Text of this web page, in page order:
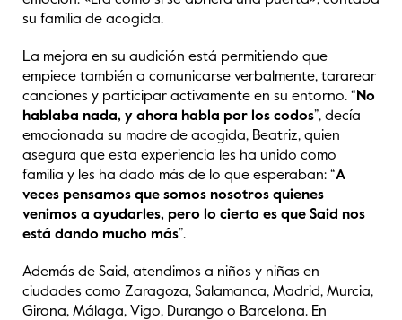
su familia de acogida.
La mejora en su audición está permitiendo que
empiece también a comunicarse verbalmente, tararear
canciones y participar activamente en su entorno. “ No
hablaba nada, y ahora habla por los codos”, decía
emocionada su madre de acogida, Beatriz, quien
asegura que esta experiencia les ha unido como
familia y les ha dado más de lo que esperaban: “A
veces pensamos que somos nosotros quienes
venimos a ayudarles, pero lo cierto es que Said nos
está dando mucho más”.
Además de Said, atendimos a niños y niñas en
ciudades como Zaragoza, Salamanca, Madrid, Murcia,
Girona, Málaga, Vigo, Durango o Barcelona. En